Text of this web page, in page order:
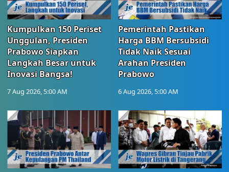
Kumpulkan 150 Periset
Unggulan, Presiden
Prabowo Siapkan
Langkah Besar untuk
Inovasi Bangsa!
7 Aug 2026, 5:00 AM
Pemerintah Pastikan
Harga BBM Bersubsidi
Tidak Naik Sesuai
Arahan Presiden
Prabowo
6 Aug 2026, 5:00 AM